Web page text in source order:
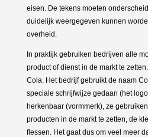
eisen. De tekens moeten
duidelijk weergegeven kunnen
overheid.
In praktijk gebruiken bedrijven alle
product of dienst in de markt te
Cola. Het bedrijf gebruikt de naam
speciale schrijfwijze gedaan (het
herkenbaar (vormmerk), ze
producten in de markt te zetten, de
flessen. Het gaat dus om veel meer